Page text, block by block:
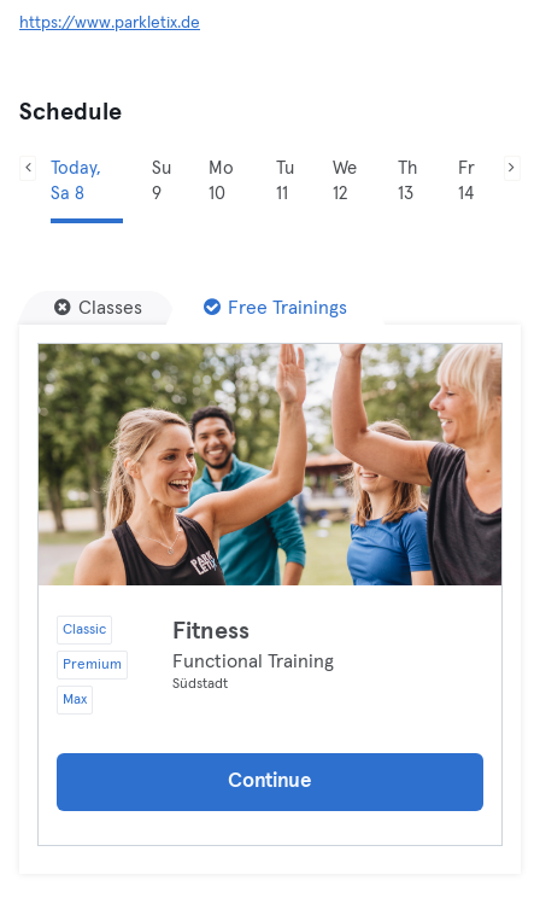
https://www.parkletix.de
Schedule
Today,
Sa 8
Su
9
Mo
10
Tu
11
We
12
Th
13
Fr
14
Classes Free Trainings
Classic
Premium
Max
Fitness
Functional Training
Südstadt
Continue